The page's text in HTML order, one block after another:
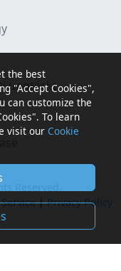
upptäckt
|Privacy Policy
the best
"Accept Cookies",
can customize the
To learn
visit our Cookie